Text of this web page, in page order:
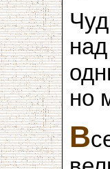
но
В